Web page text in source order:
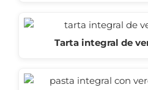
Tarta integral de